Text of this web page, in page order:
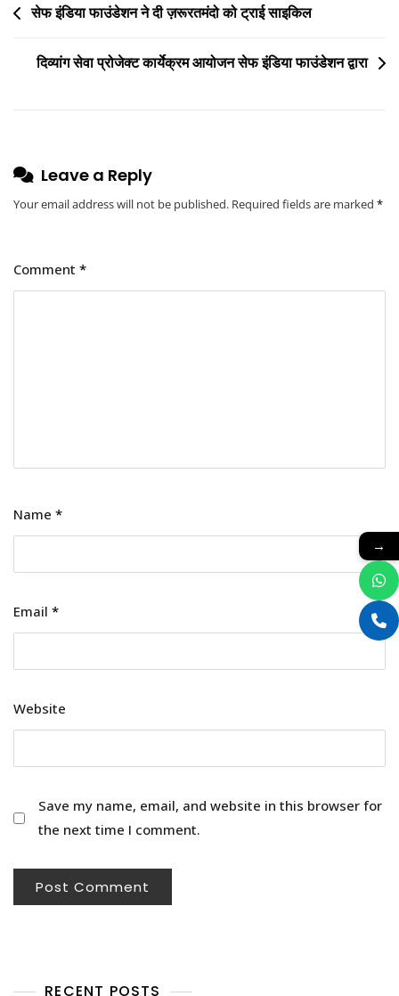
सेफ इंडिया फाउंडेशन ने दी ज़रूरतमंदो को ट्राई साइकिल
दिव्यांग सेवा प्रोजेक्ट कार्येक्रम आयोजन सेफ इंडिया फाउंडेशन द्वारा
Leave a Reply
Your email address will not be published. Required fields are marked *
Comment *
Name *
Email *
Website
Save my name, email, and website in this browser for
the next time I comment.
RECENT POSTS
→